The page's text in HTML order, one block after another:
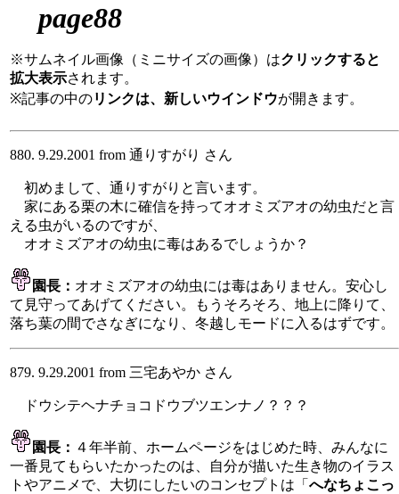
page88
※サムネイル画像（ミニサイズの画像）はクリックすると
拡大表示されます。
※記事の中のリンクは、新しいウインドウが開きます。
880. 9.29.2001 from 通りすがり さん
初めまして、通りすがりと言います。
家にある栗の木に確信を持ってオオミズアオの幼虫だと言
える虫がいるのですが、
オオミズアオの幼虫に毒はあるでしょうか？
園長： オオミズアオの幼虫には毒はありません。安心し
て見守ってあげてください。もうそろそろ、地上に降りて、
落ち葉の間でさなぎになり、冬越しモードに入るはずです。
879. 9.29.2001 from 三宅あやか さん
ドウシテヘナチョコドウブツエンナノ？？？
園長： ４年半前、ホームページをはじめた時、みんなに
一番見てもらいたかったのは、自分が描いた生き物のイラス
トやアニメで、大切にしたいのコンセプトは「 へなちょこっ